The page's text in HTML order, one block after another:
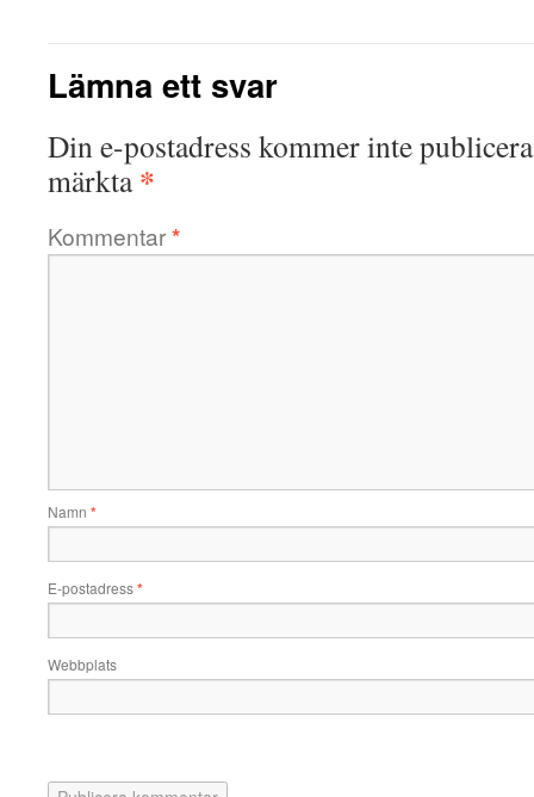
Lämna ett svar
Din e-postadress kommer inte
märkta*
Kommentar*
Namn *
E-postadress*
Webbplats